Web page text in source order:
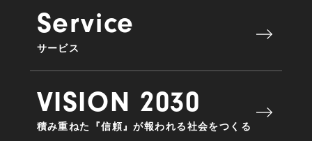
Service
サービス
VISION 2030
積み重ねた『信頼』が報われる社会をつくる